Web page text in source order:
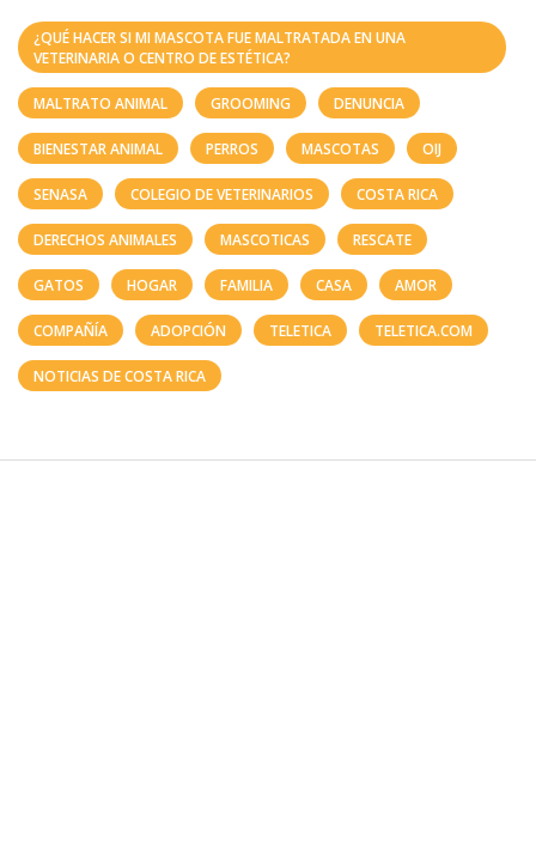
¿QUÉ HACER SI MI MASCOTA FUE MALTRATADA EN UNA
VETERINARIA O CENTRO DE ESTÉTICA?
MALTRATO ANIMAL GROOMING DENUNCIA
BIENESTAR ANIMAL PERROS MASCOTAS OIJ
SENASA COLEGIO DE VETERINARIOS COSTA RICA
DERECHOS ANIMALES MASCOTICAS RESCATE
GATOS HOGAR FAMILIA CASA AMOR
COMPAÑÍA ADOPCIÓN TELETICA TELETICA.COM
NOTICIAS DE COSTA RICA